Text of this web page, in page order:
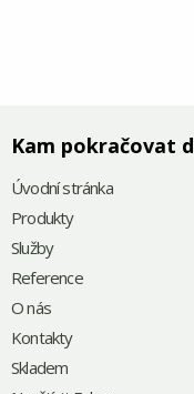
Kam pokračovat
Úvodní stránka
Produkty
Služby
Reference
O nás
Kontakty
Skladem